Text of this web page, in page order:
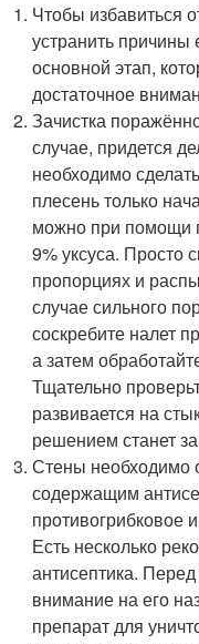
Чтобы избавиться
устранить
основной этап,
достаточное
Зачистка
случае, придется
необходимо
плесень только
можно при помощи
9% уксуса. Просто
пропорциях и
случае сильного
соскребите налет
а затем
Тщательно
развивается на
решением станет
Стены необходимо
содержащим
противогрибковое
Есть несколько
антисептика.
внимание на его
препарат для